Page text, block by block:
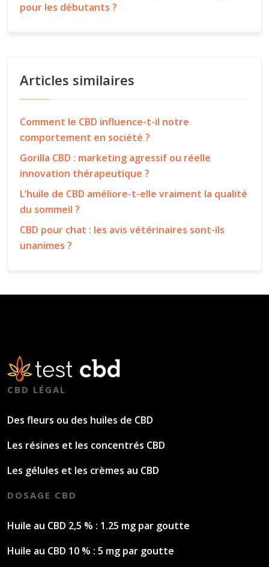
pour les débutants ?
Articles similaires
Comment le CBD influence-t-il notre
comportement en société ?
Gorilla CBD : marketing agressif ou réelle
innovation thérapeutique ?
L’huile de CBD améliore-t-elle vraiment la qualité
du sommeil ?
CBD pour chat : les avis vétérinaires sont-ils
unanimes ?
CBD LÉGAL
Des fleurs ou des huiles de CBD
Les résines et les concentrés CBD
Les gélules et les crèmes au CBD
DOSAGE CBD
Huile au CBD 2,5 % : 1.25 mg par goutte
Huile au CBD 10 % : 5 mg par goutte